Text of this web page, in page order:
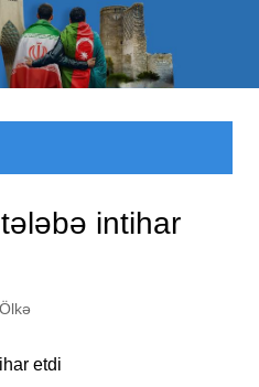
Sizinyol.org
intihar
Ölkə